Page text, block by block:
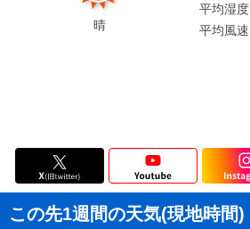
晴
平均湿度
平均風速
この先1週間の天気(現地時間)